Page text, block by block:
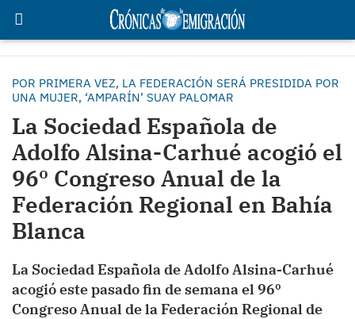
POR PRIMERA VEZ, LA FEDERACIÓN SERÁ PRESIDIDA POR
UNA MUJER, ‘AMPARÍN’ SUAY PALOMAR
La Sociedad Española de
Adolfo Alsina-Carhué acogió el
96º Congreso Anual de la
Federación Regional en Bahía
Blanca
La Sociedad Española de Adolfo Alsina-Carhué
acogió este pasado fin de semana el 96º
Congreso Anual de la Federación Regional de